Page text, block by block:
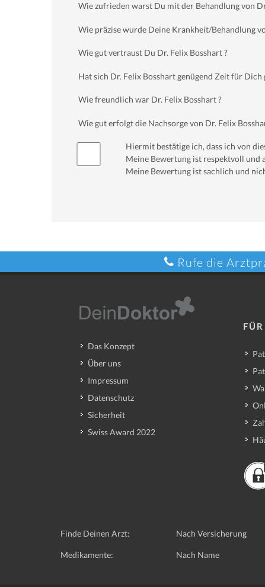
Wie zufrieden warst Du mit der Behandlung von
Wie präzise wurde Deine Krankheit/Behandlung
Wie gut vertraust Du Dr. Felix Bosshart ?
Hat sich Dr. Felix Bosshart genügend Zeit für Dich
Wie freundlich war Dr. Felix Bosshart ?
Wie gut erfolgt die Nachsorge von Dr. Felix
Hiermit bestätige ich, dass ich von
Meine Bewertung ist respektvoll und
Meine Bewertung ist sachlich und
Rufe die
Das Konzept
Über uns
Impressum
Datenschutz
Sicherheit
Swiss Award 2022
Finde Deinen Arzt: Nach Versicherung
Medikamente: Nach Name